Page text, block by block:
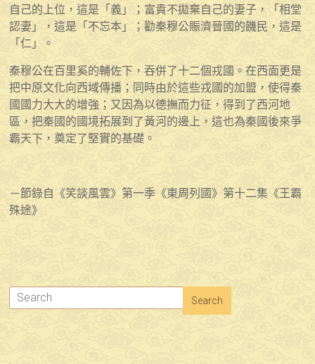
自己的上位，這是「義」；富貴不拋棄自己的妻子，「相堂
認妻」，這是「不忘本」；勸秦穆公賑濟晉國的饑民，這是
「仁」。
秦穆公在百里奚的輔佐下，吞併了十二個戎國。在西面更是
把中原文化向西域傳播；同時由於這些戎國的加盟，使得秦
國國力大大的增強；又因為以德撫而力征，得到了西河地
區，把秦國的國境拓展到了黃河的邊上，這也為秦國後來爭
霸天下，奠定了堅實的基礎。
－節錄自《笑談風雲》第一季《東周列國》第十二集《王霸
殊途》